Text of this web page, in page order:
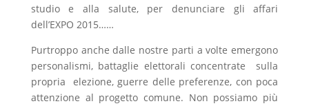
studio e alla salute, per denunciare gli affari
dell’EXPO 2015……
Purtroppo anche dalle nostre parti a volte emergono
personalismi, battaglie elettorali concentrate sulla
propria elezione, guerre delle preferenze, con poca
attenzione al progetto comune. Non possiamo più